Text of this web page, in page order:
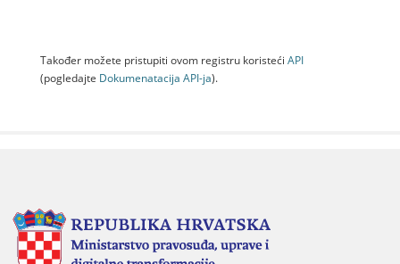
Također možete pristupiti ovom registru koristeći API
(pogledajte Dokumenаtаcijа API-jа).